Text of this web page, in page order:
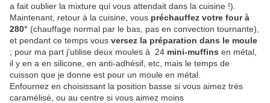
a fait oublier la mixture qui vous attendait dans la cuisine !).
Maintenant, retour à la cuisine, vous préchauffez votre four à
280° (chauffage normal par le bas, pas en convection tournante),
et pendant ce temps vous versez la préparation dans le moule
; pour ma part j'utilise deux moules à 24 mini-muffins en métal,
il y en a en silicone, en anti-adhésif, etc, mais le temps de
cuisson que je donne est pour un moule en métal.
Enfournez en choisissant la position basse si vous aimez très
caramélisé, ou au centre si vous aimez moins